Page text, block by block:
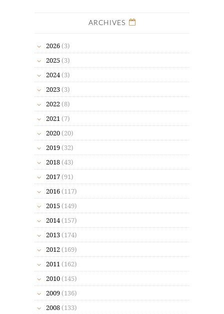
ARCHIVES
2026 (3)
2025 (3)
2024 (3)
2023 (3)
2022 (8)
2021 (7)
2020 (20)
2019 (32)
2018 (43)
2017 (91)
2016 (117)
2015 (149)
2014 (157)
2013 (174)
2012 (169)
2011 (162)
2010 (145)
2009 (136)
2008 (133)